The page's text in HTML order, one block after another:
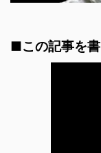
■この記事を